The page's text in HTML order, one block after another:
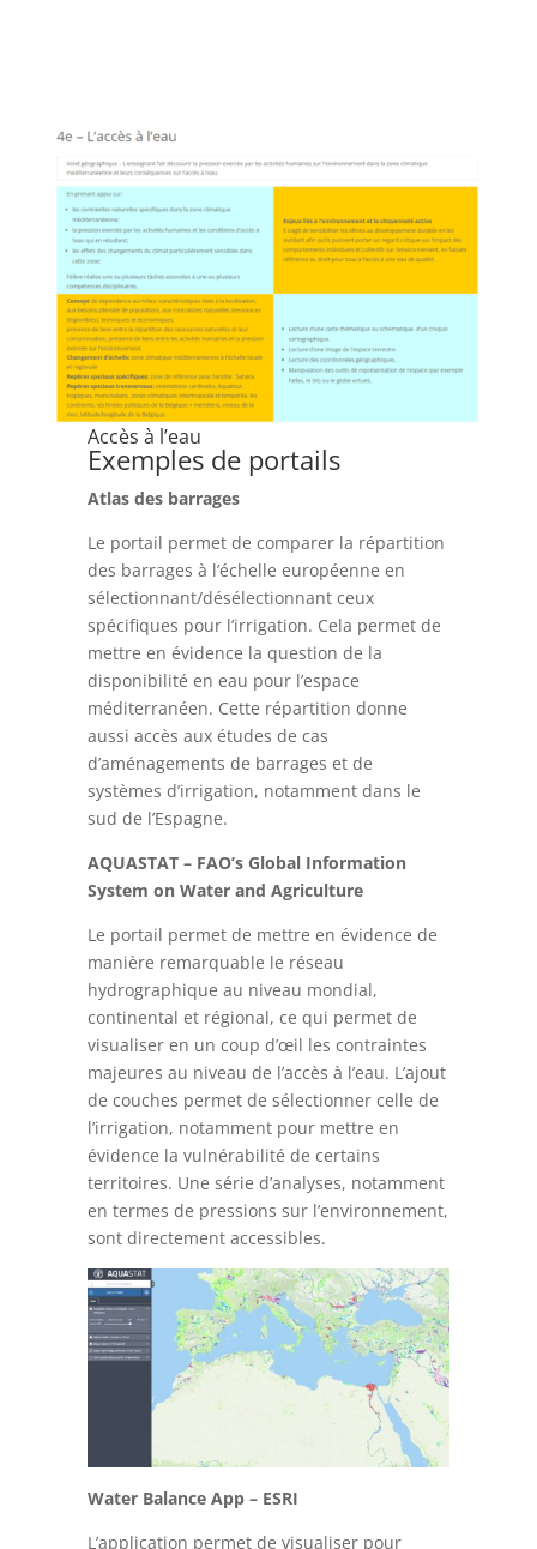
Accès à l’eau
Exemples de portails
Atlas des barrages
Le portail permet de comparer la répartition
des barrages à l’échelle européenne en
sélectionnant/désélectionnant ceux
spécifiques pour l’irrigation. Cela permet de
mettre en évidence la question de la
disponibilité en eau pour l’espace
méditerranéen. Cette répartition donne
aussi accès aux études de cas
d’aménagements de barrages et de
systèmes d’irrigation, notamment dans le
sud de l’Espagne.
AQUASTAT – FAO’s Global Information
System on Water and Agriculture
Le portail permet de mettre en évidence de
manière remarquable le réseau
hydrographique au niveau mondial,
continental et régional, ce qui permet de
visualiser en un coup d’œil les contraintes
majeures au niveau de l’accès à l’eau. L’ajout
de couches permet de sélectionner celle de
l’irrigation, notamment pour mettre en
évidence la vulnérabilité de certains
territoires. Une série d’analyses, notamment
en termes de pressions sur l’environnement,
sont directement accessibles.
Water Balance App – ESRI
L’application permet de visualiser pour